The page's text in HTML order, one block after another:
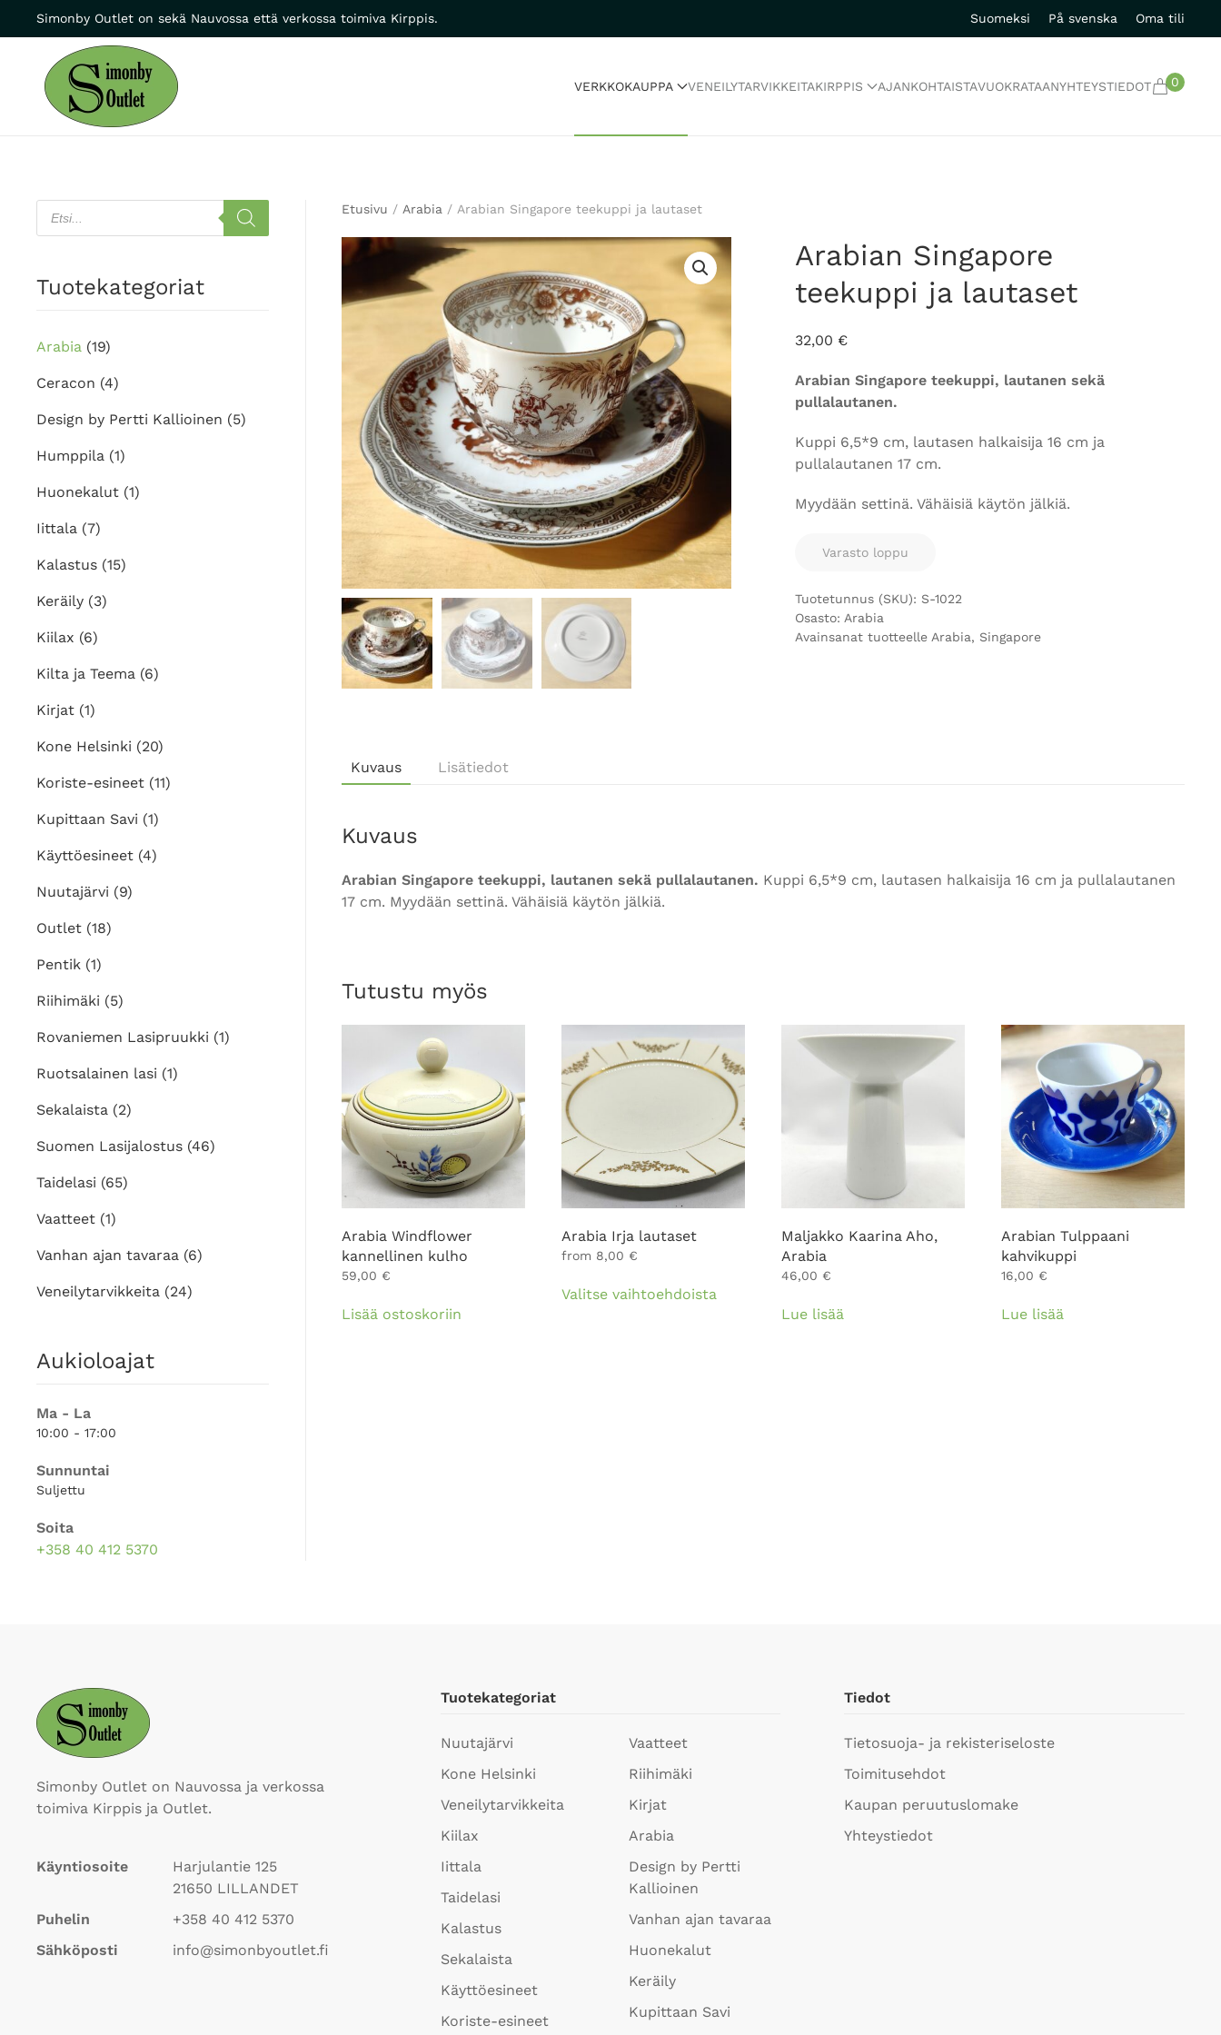
Skip to main content
Simonby Outlet on sekä Nauvossa että verkossa toimiva Kirppis. Suomeksi På svenska Oma tili
VERKKOKAUPPA VENEILYTARVIKKEITAKIRPPIS AJANKOHTAISTAVUOKRATAANYHTEYSTIEDOT 0
Etusivu / Arabia / Arabian Singapore teekuppi ja lautaset
Arabian Singapore
teekuppi ja lautaset
32,00 €
Arabian Singapore teekuppi, lautanen sekä
pullalautanen.
Kuppi 6,5*9 cm, lautasen halkaisija 16 cm ja
pullalautanen 17 cm.
Myydään settinä. Vähäisiä käytön jälkiä.
Varasto loppu
Tuotetunnus (SKU): S-1022
Osasto: Arabia
Avainsanat tuotteelle Arabia, Singapore
Kuvaus Lisätiedot
Kuvaus
Arabian Singapore teekuppi, lautanen sekä pullalautanen. Kuppi 6,5*9 cm, lautasen halkaisija 16 cm ja pullalautanen
17 cm. Myydään settinä. Vähäisiä käytön jälkiä.
Tutustu myös
Arabia Windflower
kannellinen kulho
59,00 €
Lisää ostoskoriin
Arabia Irja lautaset
from 8,00 €
Valitse vaihtoehdoistatuotteella
Maljakko Kaarina Aho,
Arabia
46,00 €
Lue lisää
Arabian Tulppaani
kahvikuppi
16,00 €
Lue lisää
Products
search
Tuotekategoriat
Arabia (19)
Ceracon (4)
Design by Pertti Kallioinen (5)
Humppila (1)
Huonekalut (1)
Iittala (7)
Kalastus (15)
Keräily (3)
Kiilax (6)
Kilta ja Teema (6)
Kirjat (1)
Kone Helsinki (20)
Koriste-esineet (11)
Kupittaan Savi (1)
Käyttöesineet (4)
Nuutajärvi (9)
Outlet (18)
Pentik (1)
Riihimäki (5)
Rovaniemen Lasipruukki (1)
Ruotsalainen lasi (1)
Sekalaista (2)
Suomen Lasijalostus (46)
Taidelasi (65)
Vaatteet (1)
Vanhan ajan tavaraa (6)
Veneilytarvikkeita (24)
Aukioloajat
Ma - La
10:00 - 17:00
Sunnuntai
Suljettu
Soita
+358 40 412 5370
Simonby Outlet on Nauvossa ja verkossa
toimiva Kirppis ja Outlet.
Käyntiosoite
Harjulantie 125
21650 LILLANDET
Puhelin
+358 40 412 5370
Sähköposti
info@simonbyoutlet.fi
Tuotekategoriat
Nuutajärvi
Kone Helsinki
Veneilytarvikkeita
Kiilax
Iittala
Taidelasi
Kalastus
Sekalaista
Käyttöesineet
Koriste-esineet
Vaatteet
Riihimäki
Kirjat
Arabia
Design by Pertti
Kallioinen
Vanhan ajan tavaraa
Huonekalut
Keräily
Kupittaan Savi
Tiedot
Tietosuoja- ja rekisteriseloste
Toimitusehdot
Kaupan peruutuslomake
Yhteystiedot